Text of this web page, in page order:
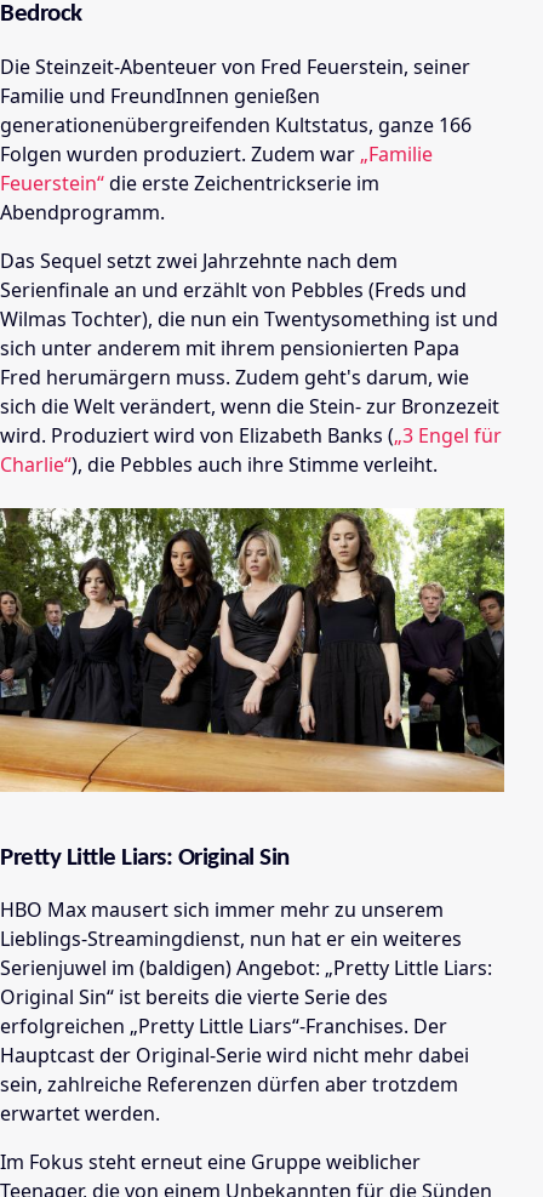
Bedrock
Die Steinzeit-Abenteuer von Fred Feuerstein, seiner
Familie und FreundInnen genießen
generationenübergreifenden Kultstatus, ganze 166
Folgen wurden produziert. Zudem war „Familie
Feuerstein“die erste Zeichentrickserie im
Abendprogramm.
Das Sequel setzt zwei Jahrzehnte nach dem
Serienfinale an und erzählt von Pebbles (Freds und
Wilmas Tochter), die nun ein Twentysomething ist und
sich unter anderem mit ihrem pensionierten Papa
Fred herumärgern muss. Zudem geht's darum, wie
sich die Welt verändert, wenn die Stein- zur Bronzezeit
wird. Produziert wird von Elizabeth Banks („3 Engel für
Charlie“), die Pebbles auch ihre Stimme verleiht.
Pretty Little Liars: Original Sin
HBO Max mausert sich immer mehr zu unserem
Lieblings-Streamingdienst, nun hat er ein weiteres
Serienjuwel im (baldigen) Angebot: „Pretty Little Liars:
Original Sin“ ist bereits die vierte Serie des
erfolgreichen „Pretty Little Liars“-Franchises. Der
Hauptcast der Original-Serie wird nicht mehr dabei
sein, zahlreiche Referenzen dürfen aber trotzdem
erwartet werden.
Im Fokus steht erneut eine Gruppe weiblicher
Teenager, die von einem Unbekannten für die Sünden